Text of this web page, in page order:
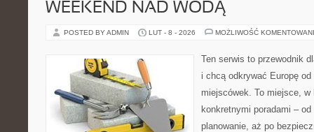
WEEKEND NAD WODĄ
POSTED BY ADMIN LUT - 8 - 2026 MOŻLIWOŚĆ
Ten serwis to przewodnik
i chcą odkrywać Europę
miejscówek. To miejsce,
konkretnymi poradami –
planowanie, aż po